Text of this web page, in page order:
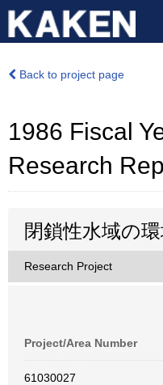
Back to project page
1986 Fiscal
Research
閉鎖性水域の
Research Project
Project/Area Number
61030027